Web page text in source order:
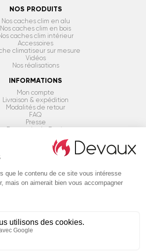
NOS PRODUITS
Nos caches clim en alu
Nos caches clim en bois
caches clim intérieur
Accessoires
climatiseur sur mesure
Vidéos
Nos réalisations
INFORMATIONS
Mon compte
Livraison & expédition
Modalités de retour
FAQ
Presse
Demande de Devis
BESOIN D'AIDE ?
PAR UN CONSEILLER
& Mentions légales